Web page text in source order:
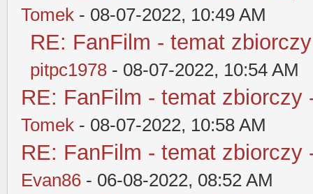
Tomek - 08-07-2022, 10:49 AM
RE: FanFilm - temat
pitpc1978 - 08-07-2022, 10:54 AM
RE: FanFilm - temat zbiorczy
Tomek - 08-07-2022, 10:58 AM
RE: FanFilm - temat zbiorczy
Evan86 - 06-08-2022, 08:52 AM